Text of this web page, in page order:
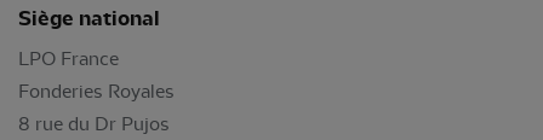
Siège national
LPO France
Fonderies Royales
8 rue du Dr Pujos